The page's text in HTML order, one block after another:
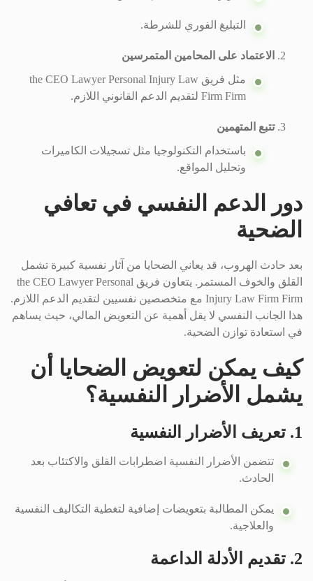
التبليغ الفوري للشرطة.
الاعتماد على المحامين المتمرسين
مثل فريق the CEO Lawyer Personal Injury Law
Firm Firm لتقديم الدعم القانوني اللازم.
تتبع المتهمين
باستخدام التكنولوجيا مثل تسجيلات الكاميرات
وتحليل المواقع.
دور الدعم النفسي في تعافي
الضحية
بعد حادث الهروب، قد يعاني الضحايا من آثار نفسية كبيرة تشمل
القلق والخوف المستمر. يتعاون فريق the CEO Lawyer Personal
Injury Law Firm Firm مع متخصصين نفسيين لتقديم الدعم اللازم.
هذا الجانب النفسي لا يقل أهمية عن التعويض المالي، حيث يساهم
في استعادة توازن الضحية.
كيف يمكن لتعويض الضحايا أن
يشمل الأضرار النفسية؟
1. تعريف الأضرار النفسية
تتضمن الأضرار النفسية اضطرابات القلق والاكتئاب بعد
الحادث.
يمكن المطالبة بتعويضات إضافية لتغطية التكاليف النفسية
والعلاجية.
2. تقديم الأدلة الداعمة